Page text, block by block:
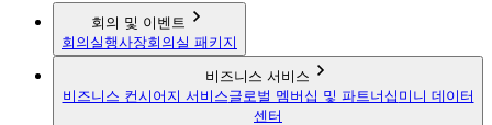
회의 및 이벤트
회의실행사장회의실 패키지
비즈니스 서비스
비즈니스 컨시어지 서비스글로벌 멤버십 및 파트너십 미니 데이터
센터